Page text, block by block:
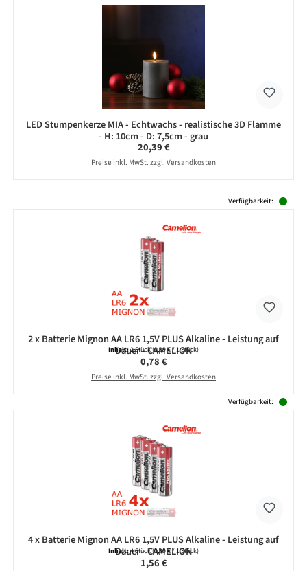
LED Stumpenkerze MIA - Echtwachs - realistische 3D Flamme
- H: 10cm - D: 7,5cm - grau
Regulärer Preis:
20,39 €
Preise inkl. MwSt. zzgl. Versandkosten
Verfügbarkeit:
2 x Batterie Mignon AA LR6 1,5V PLUS Alkaline - Leistung auf
Dauer - CAMELION
Inhalt:2 Stück(0,39 € / 1 Stück)
Regulärer Preis:
0,78 €
Preise inkl. MwSt. zzgl. Versandkosten
Verfügbarkeit:
4 x Batterie Mignon AA LR6 1,5V PLUS Alkaline - Leistung auf
Dauer - CAMELION
Inhalt:4 Stück(0,39 € / 1 Stück)
Regulärer Preis:
1,56 €